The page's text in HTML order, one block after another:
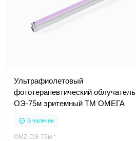
Ультрафиолетовый
фототерапевтический облучатель
ОЭ-75м эритемный ТМ ОМЕГА
В наличии
OMZ-ОЭ-75м *